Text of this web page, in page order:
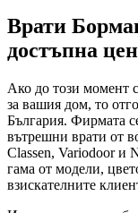
Врати
достъпна
Ако до този момент
за вашия дом, то
България. Фирмата
вътрешни врати от
Classen, Variodoor и
гама от модели,
взискателните